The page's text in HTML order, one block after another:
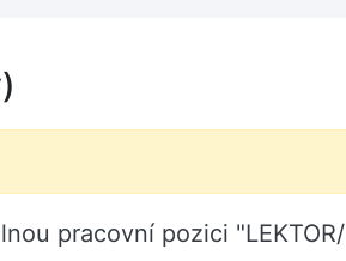
pracovní pozici "LEKTOR/